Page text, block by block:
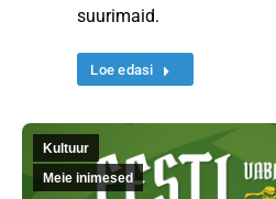
suurimaid.
Loe edasi
Kultuur
Meie inimesed